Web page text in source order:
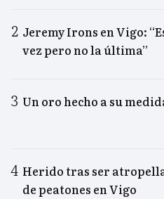
Jeremy Irons en Vigo:
vez pero no la última”
Un oro hecho a su
Herido tras ser
de peatones en Vigo